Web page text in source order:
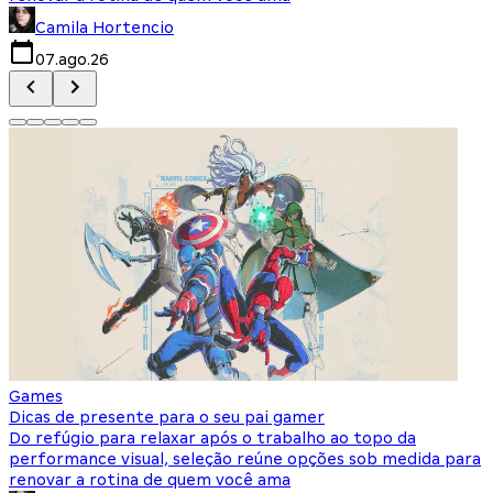
Camila Hortencio
07.ago.26
Games
Dicas de presente para o seu pai gamer
Do refúgio para relaxar após o trabalho ao topo da
performance visual, seleção reúne opções sob medida para
renovar a rotina de quem você ama